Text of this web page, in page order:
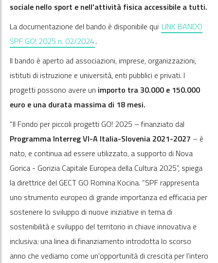
sociale nello sport e nell’attività fisica accessibile a tutti.
La documentazione del bando è disponibile qui LINK BANDO
SPF GO! 2025 n. 02/2024.
Il bando è aperto ad associazioni, imprese, organizzazioni,
istituti di istruzione e università, enti pubblici e privati. I
progetti possono avere un importo tra 30.000 e 150.000
euro e una durata massima di 18 mesi.
“Il Fondo per piccoli progetti GO! 2025 – finanziato dal
Programma Interreg VI-A Italia-Slovenia 2021-2027 – è
nato, e continua ad essere utilizzato, a supporto di Nova
Gorica - Gorizia Capitale Europea della Cultura 2025”, spiega
la direttrice del GECT GO Romina Kocina. “SPF rappresenta
uno strumento europeo di grande importanza ed efficacia per
sostenere lo sviluppo di nuove iniziative in tema di
sostenibilità e sviluppo del territorio in chiave innovativa e
inclusiva:una linea di finanziamento introdotta lo scorso
anno che vediamo come un’opportunità di crescita per l’intero